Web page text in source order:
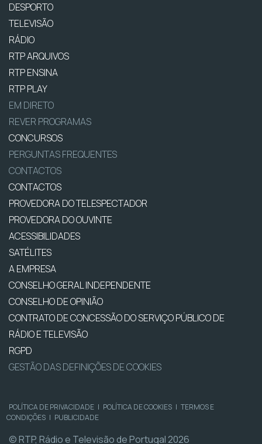
DESPORTO
TELEVISÃO
RÁDIO
RTP ARQUIVOS
RTP ENSINA
RTP PLAY
EM DIRETO
REVER PROGRAMAS
CONCURSOS
PERGUNTAS FREQUENTES
CONTACTOS
CONTACTOS
PROVEDORA DO TELESPECTADOR
PROVEDORA DO OUVINTE
ACESSIBILIDADES
SATÉLITES
A EMPRESA
CONSELHO GERAL INDEPENDENTE
CONSELHO DE OPINIÃO
CONTRATO DE CONCESSÃO DO SERVIÇO PÚBLICO DE
RÁDIO E TELEVISÃO
RGPD
GESTÃO DAS DEFINIÇÕES DE COOKIES
POLÍTICA DE PRIVACIDADE | POLÍTICA DE COOKIES | TERMOS E
CONDIÇÕES | PUBLICIDADE
© RTP, Rádio e Televisão de Portugal 2026